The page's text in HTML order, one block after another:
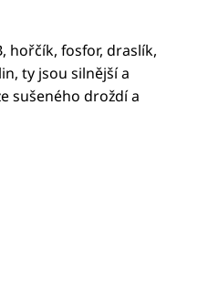
hořčík, fosfor, draslík,
ty jsou silnější a
sušeného droždí a